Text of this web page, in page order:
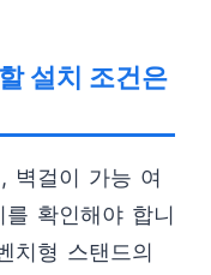
설치 조건은
벽걸이 가능 여
확인해야 합니
치형 스탠드의